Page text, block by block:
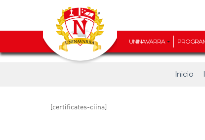
UNINAVARRA
Inicio
[certificates-ciina]